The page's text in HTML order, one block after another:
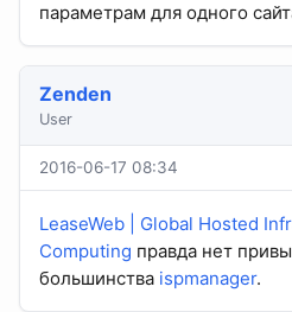
параметрам для одного
Zenden
User
2016-06-17 08:34
LeaseWeb | Global Hosted
Computing правда нет
большинства ispmanager.